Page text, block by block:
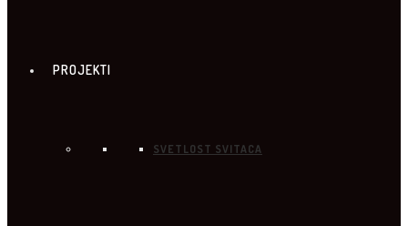
PROJEKTI
SVETLOST SVITACA